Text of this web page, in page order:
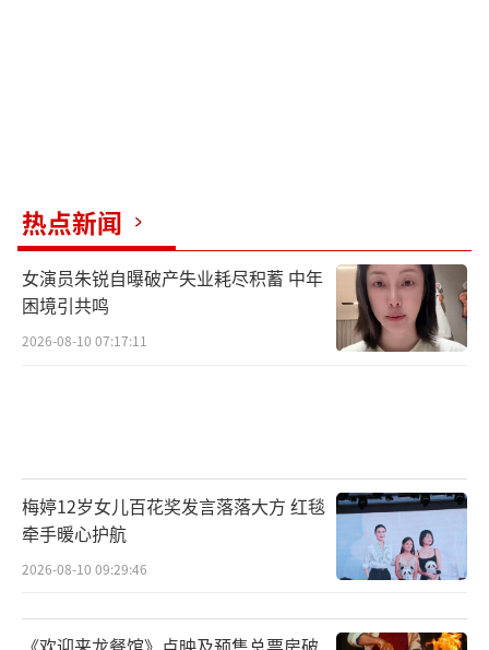
热点新闻
女演员朱锐自曝破产失业耗尽积蓄 中年
困境引共鸣
2026-08-10 07:17:11
梅婷12岁女儿百花奖发言落落大方 红毯
牵手暖心护航
2026-08-10 09:29:46